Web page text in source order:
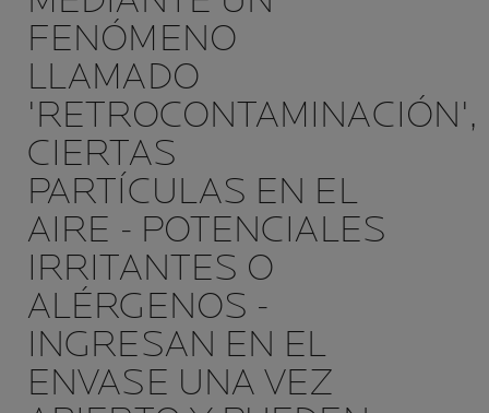
FENÓMENO
LLAMADO
'RETROCONTAMINACIÓN',
CIERTAS
PARTÍCULAS EN EL
AIRE - POTENCIALES
IRRITANTES O
ALÉRGENOS -
INGRESAN EN EL
ENVASE UNA VEZ